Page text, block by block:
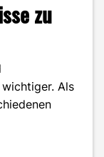
zu
Als